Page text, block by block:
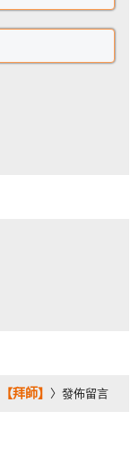
【拜師】 〉發佈留言